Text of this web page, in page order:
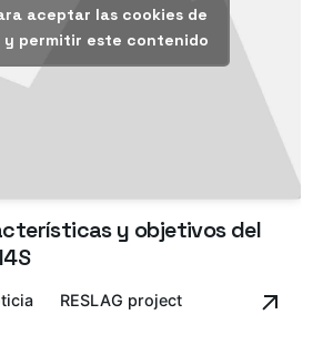
aceptar las cookies de
y permitir este contenido
y objetivos del
RESLAG project